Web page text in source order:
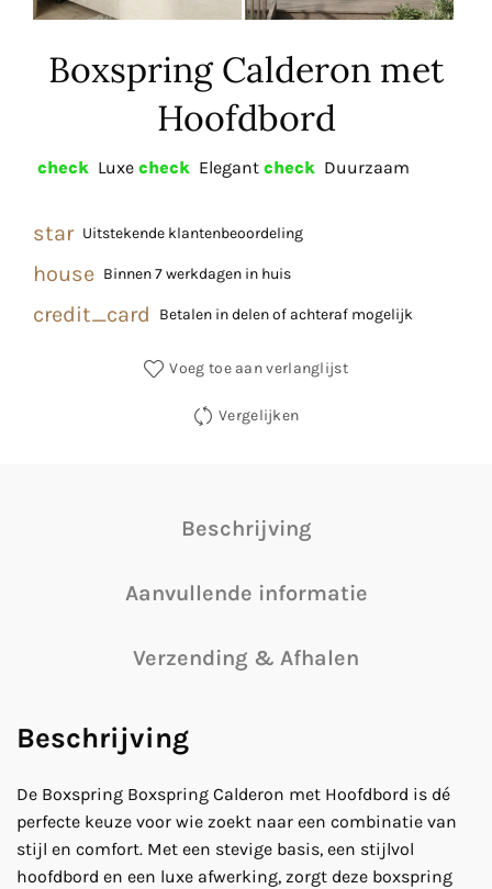
Boxspring Calderon met
Hoofdbord
check Luxe check Elegant check Duurzaam
star Uitstekende klantenbeoordeling
house Binnen 7 werkdagen in huis
credit_card Betalen in delen of achteraf mogelijk
Voeg toe aan verlanglijst
Vergelijken
Beschrijving
Aanvullende informatie
Verzending & Afhalen
Beschrijving
De Boxspring Boxspring Calderon met Hoofdbord is dé
perfecte keuze voor wie zoekt naar een combinatie van
stijl en comfort. Met een stevige basis, een stijlvol
hoofdbord en een luxe afwerking, zorgt deze boxspring